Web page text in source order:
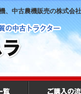
、中古農機販売の株式会